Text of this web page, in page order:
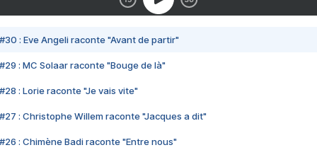
#30 : Eve Angeli raconte "Avant de partir"
#29 : MC Solaar raconte "Bouge de là"
#28 : Lorie raconte "Je vais vite"
#27 : Christophe Willem raconte "Jacques a dit"
#26 : Chimène Badi raconte "Entre nous"